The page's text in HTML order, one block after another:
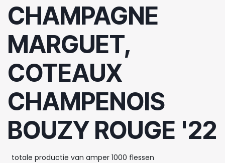
CHAMPAGNE
MARGUET,
COTEAUX
CHAMPENOIS
BOUZY ROUGE '22
totale productie van amper 1000 flessen